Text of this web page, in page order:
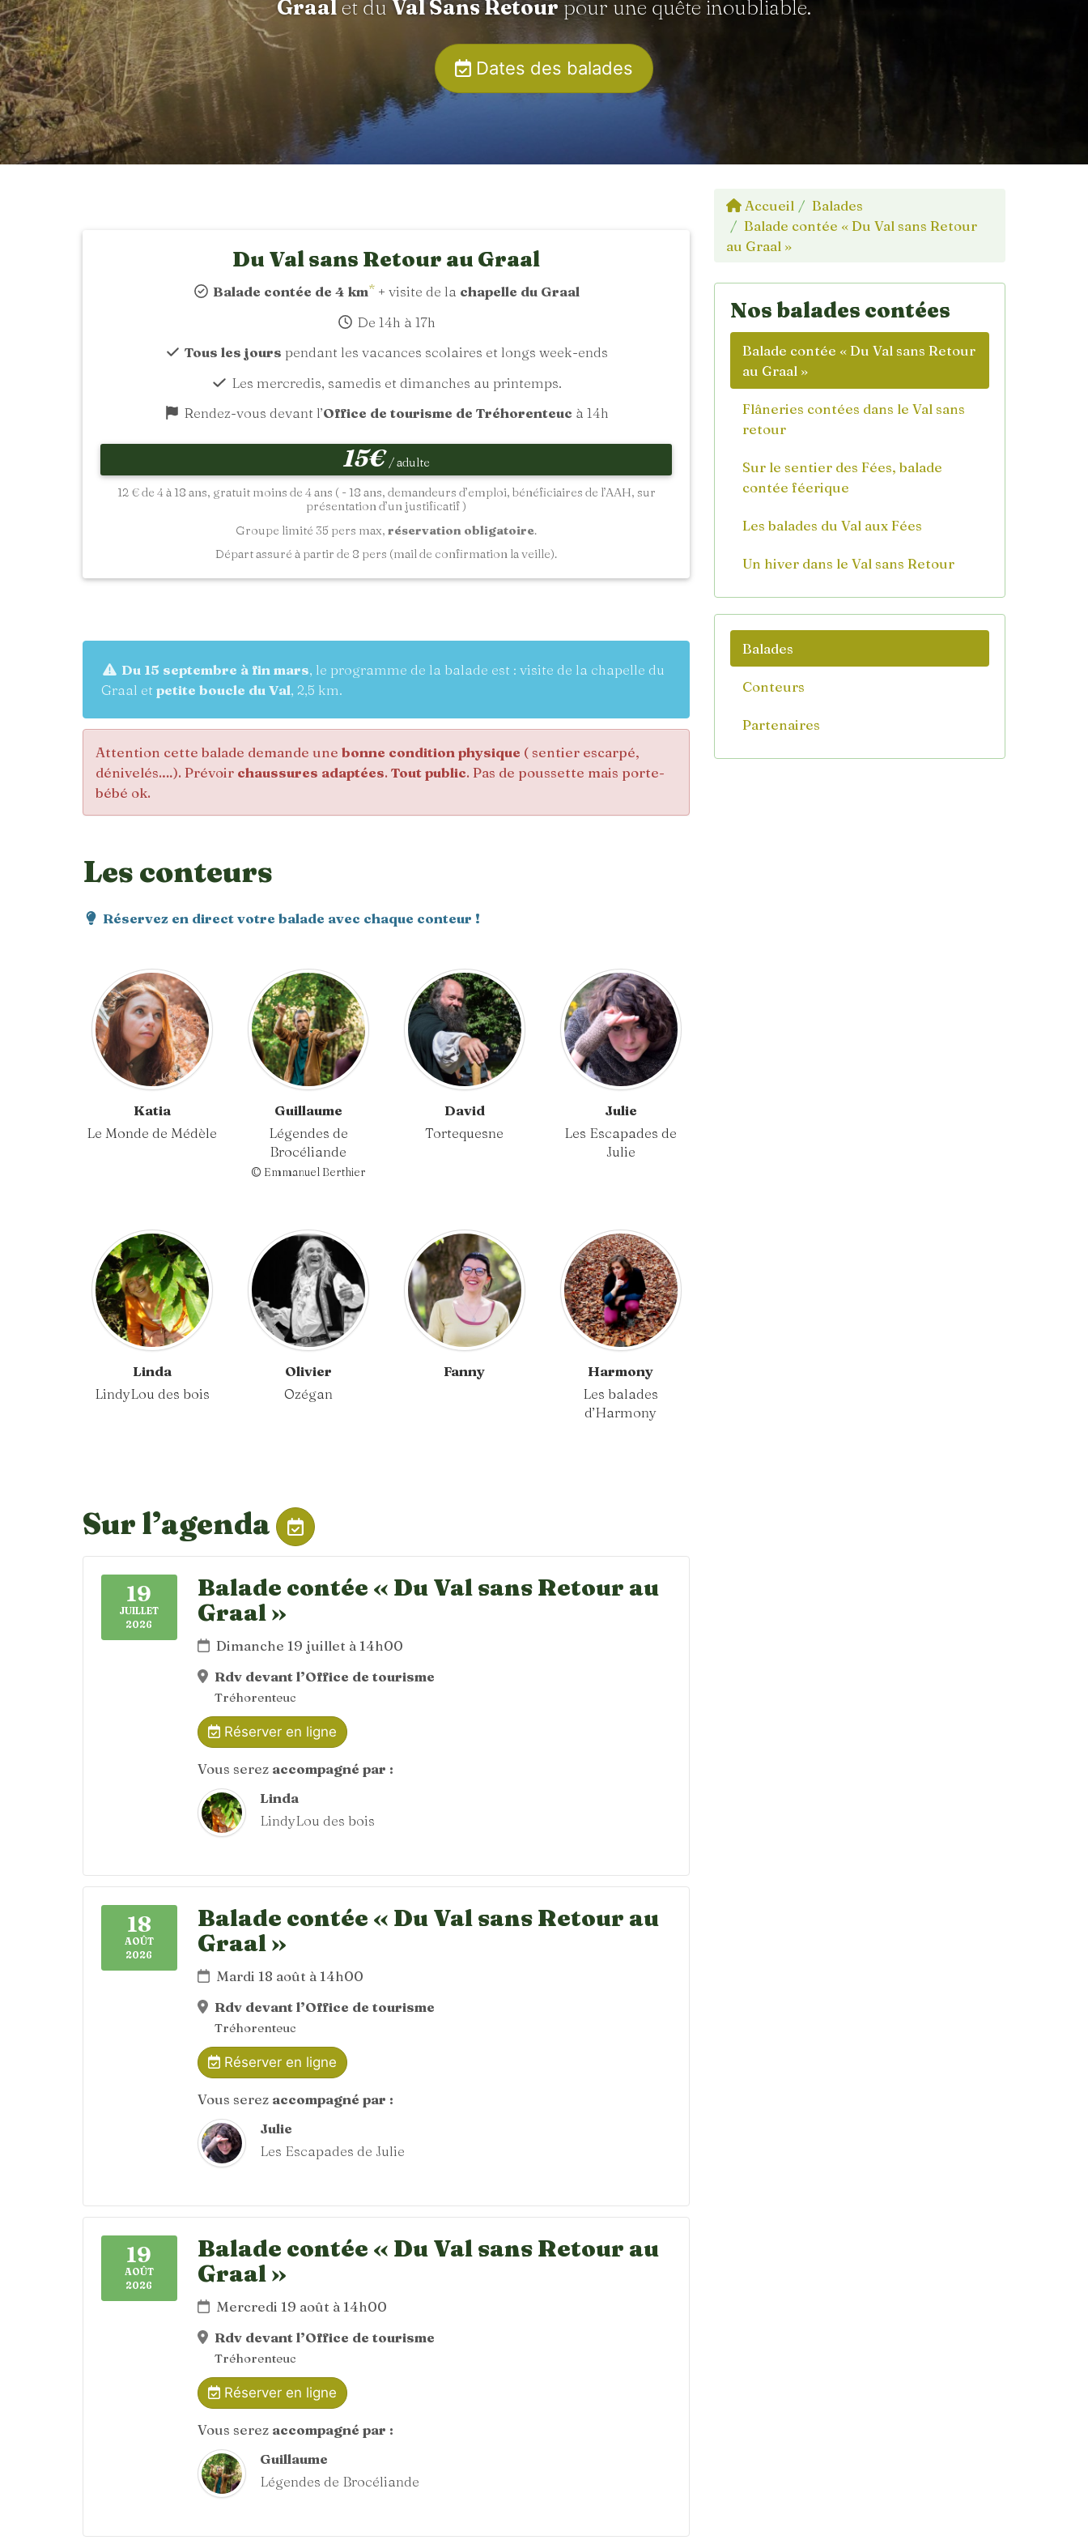
Graalet du Val Sans Retour pour une quête inoubliable.
Dates des balades
Du Val sans Retour au Graal
Balade contée de 4 km* + visite de la chapelle du Graal
De 14h à 17h
Tous les jours pendant les vacances scolaires et longs week-ends
Les mercredis, samedis et dimanches au printemps.
Rendez-vous devant l’Office de tourisme de Tréhorenteuc à 14h
15€ / adulte
12 € de 4 à 18 ans, gratuit moins de 4 ans ( - 18 ans, demandeurs d’emploi, bénéficiaires de l’AAH, sur
présentation d’un justificatif )
Groupe limité 35 pers max, réservation obligatoire.
Départ assuré à partir de 8 pers (mail de confirmation la veille).
Du 15 septembre à fin mars, le programme de la balade est : visite de la chapelle du
Graal et petite boucle du Val, 2,5 km.
Attention cette balade demande une bonne condition physique ( sentier escarpé,
dénivelés.…). Prévoir chaussures adaptées. Tout public. Pas de poussette mais porte-
bébé ok.
Les conteurs
Réservez en direct votre balade avec chaque conteur !
Katia
Le Monde de Médèle
Guillaume
Légendes de
Brocéliande
© Emmanuel Berthier
David
Tortequesne
Julie
Les Escapades de
Julie
Linda
LindyLou des bois
Olivier
Ozégan
Fanny
Harmony
Les balades
d’Harmony
Sur l’agenda
19
JUILLET
2026
Balade contée « Du Val sans Retour au
Graal »
Dimanche 19 juillet à 14h00
Rdv devant l’Office de tourisme
Tréhorenteuc
Réserver en ligne
Vous serez accompagné par :
Linda
LindyLou des bois
18
AOÛT
2026
Balade contée « Du Val sans Retour au
Graal »
Mardi 18 août à 14h00
Rdv devant l’Office de tourisme
Tréhorenteuc
Réserver en ligne
Vous serez accompagné par :
Julie
Les Escapades de Julie
19
AOÛT
2026
Balade contée « Du Val sans Retour au
Graal »
Mercredi 19 août à 14h00
Rdv devant l’Office de tourisme
Tréhorenteuc
Réserver en ligne
Vous serez accompagné par :
Guillaume
Légendes de Brocéliande
Accueil
Balades
Balade contée « Du Val sans Retour
au Graal »
Nos balades contées
Balade contée « Du Val sans Retour
au Graal »
Flâneries contées dans le Val sans
retour
Sur le sentier des Fées, balade
contée féerique
Les balades du Val aux Fées
Un hiver dans le Val sans Retour
Balades
Conteurs
Partenaires